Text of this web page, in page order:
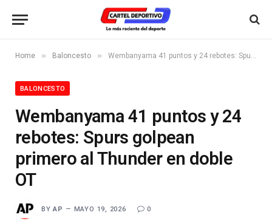
Home » Baloncesto » Wembanyama 41 puntos y 24 rebotes: Spurs golpean primero al Thunder en doble OT
BALONCESTO
Wembanyama 41 puntos y 24
rebotes: Spurs golpean
primero al Thunder en doble
OT
BY AP MAYO 19, 2026 0